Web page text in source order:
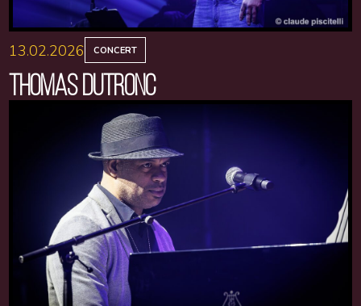
13.02.2026 CONCERT
THOMAS DUTRONC